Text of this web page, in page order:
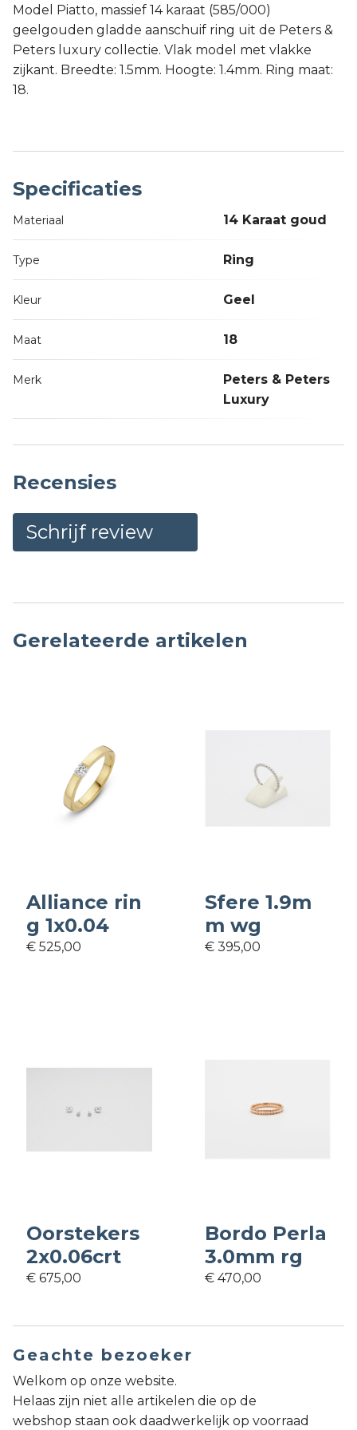
Model Piatto, massief 14 karaat (585/000)
geelgouden gladde aanschuif ring uit de Peters &
Peters luxury collectie. Vlak model met vlakke
zijkant. Breedte: 1.5mm. Hoogte: 1.4mm. Ring maat:
18.
Specificaties
Materiaal 14 Karaat goud
Type Ring
Kleur Geel
Maat 18
Merk
Peters & Peters
Luxury
Recensies
Schrijf review
Gerelateerde artikelen
Alliance rin
g 1x0.04
€ 525,00
Sfere 1.9m
m wg
€ 395,00
Oorstekers
2x0.06crt
€ 675,00
Bordo Perla
3.0mm rg
€ 470,00
Geachte bezoeker
Welkom op onze website.
Helaas zijn niet alle artikelen die op de
webshop staan ook daadwerkelijk op voorraad